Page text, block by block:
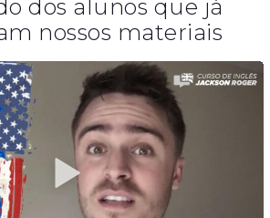
dos alunos que já
nossos materiais